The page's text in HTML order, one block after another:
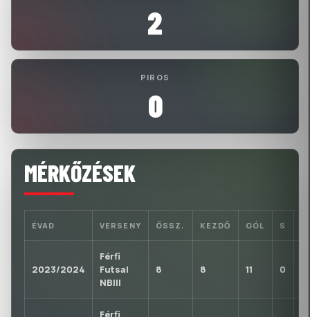
2
PIROS
0
MÉRKŐZÉSEK
ÉVAD VERSENY ÖSSZ. KEZDŐ GÓL S
2023/2024
Férfi
Futsal
NBIII
8 8 11 0
Férfi